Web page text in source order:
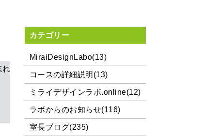
れ
カテゴリー
MiraiDesignLabo(13)
コースの詳細説明(13)
ミライデザインラボ.online(12)
ラボからのお知らせ(116)
室長ブログ(235)